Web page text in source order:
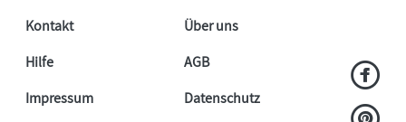
Kontakt
Über uns
Hilfe
AGB
Impressum
Datenschutz